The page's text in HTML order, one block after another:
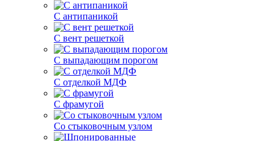
С антипаникой
С вент решеткой
С выпадающим порогом
С отделкой МДФ
С фрамугой
Со стыковочным узлом